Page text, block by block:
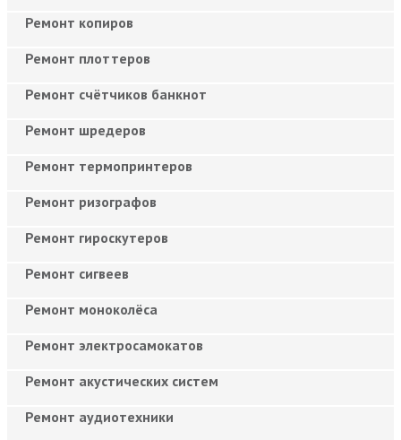
Ремонт копиров
Ремонт плоттеров
Ремонт счётчиков банкнот
Ремонт шредеров
Ремонт термопринтеров
Ремонт ризографов
Ремонт гироскутеров
Ремонт сигвеев
Ремонт моноколёса
Ремонт электросамокатов
Ремонт акустических систем
Ремонт аудиотехники